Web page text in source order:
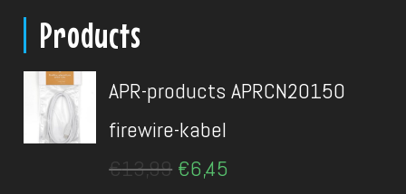
Products
APR-products APRCN20150
firewire-kabel
€13,99 Oorspronkelijke
prijs
€6,45